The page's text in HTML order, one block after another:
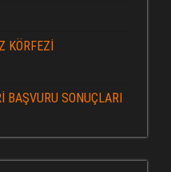
KÖRFEZİ
BAŞVURU SONUÇLARI